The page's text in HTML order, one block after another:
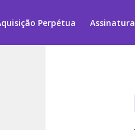
Perpétua Assinatura